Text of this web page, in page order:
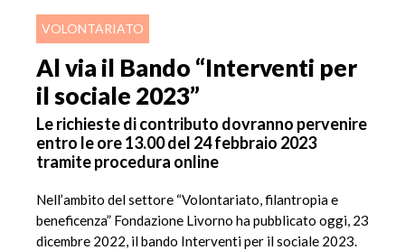
VOLONTARIATO
Al via il Bando “Interventi per
il sociale 2023”
Le richieste di contributo dovranno pervenire
entro le ore 13.00 del 24 febbraio 2023
tramite procedura online
Nell’ambito del settore “Volontariato, filantropia e
beneficenza” Fondazione Livorno ha pubblicato oggi, 23
dicembre 2022, il bando Interventi per il sociale 2023.